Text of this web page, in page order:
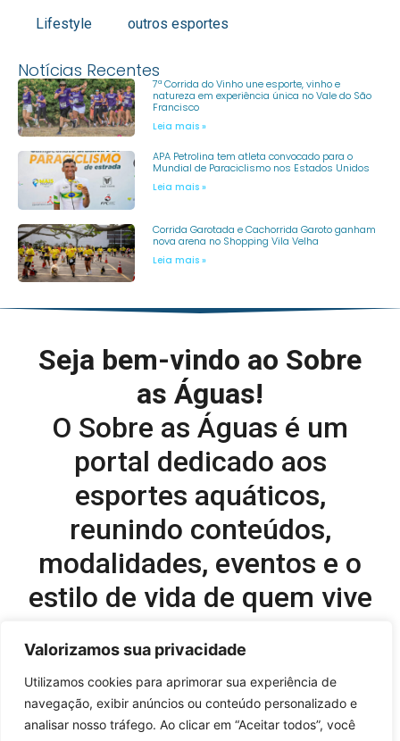
Valorizamos sua privacidade
Utilizamos cookies para aprimorar sua experiência de
navegação, exibir anúncios ou conteúdo personalizado e
analisar nosso tráfego. Ao clicar em “Aceitar todos”, você
Lifestyle outros esportes
Notícias Recentes
7ª Corrida do Vinho une esporte, vinho e
natureza em experiência única no Vale do São
Francisco
Leia mais »
APA Petrolina tem atleta convocado para o
Mundial de Paraciclismo nos Estados Unidos
Leia mais »
Corrida Garotada e Cachorrida Garoto ganham
nova arena no Shopping Vila Velha
Leia mais »
Seja bem-vindo ao Sobre
as Águas!
O Sobre as Águas é um
portal dedicado aos
esportes aquáticos,
reunindo conteúdos,
modalidades, eventos e o
estilo de vida de quem vive
Flavio Perez –flavio@onboardsports.net
+55 11 99949-8035